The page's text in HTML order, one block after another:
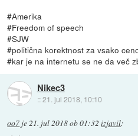
#Amerika
#Freedom of speech
#SJW
#politična korektnost za vsako
#kar je na internetu se ne da več
Nikec3
::21. jul 2018, 10:10
oo7 je21. jul 2018 ob 01:32 izjavil: